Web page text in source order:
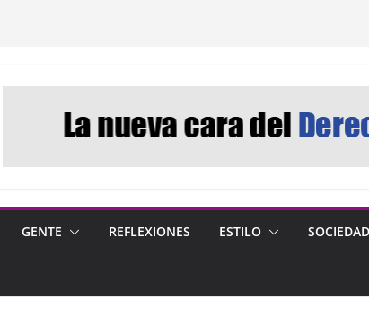
GENTE REFLEXIONES ESTILO SOCIEDAD